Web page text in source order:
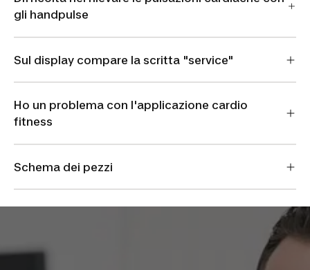
gli handpulse
Sul display compare la scritta "service"
Ho un problema con l'applicazione cardio
fitness
Schema dei pezzi